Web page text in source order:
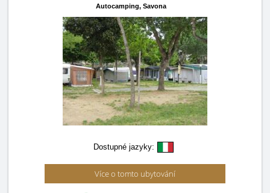
Autocamping, Savona
Dostupné jazyky:
Více o tomto ubytování